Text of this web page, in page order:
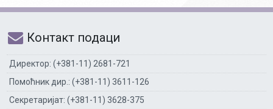
Контакт подаци
Директор: (+381-11) 2681-721
Помоћник дир.: (+381-11) 3611-126
Секретаријат: (+381-11) 3628-375